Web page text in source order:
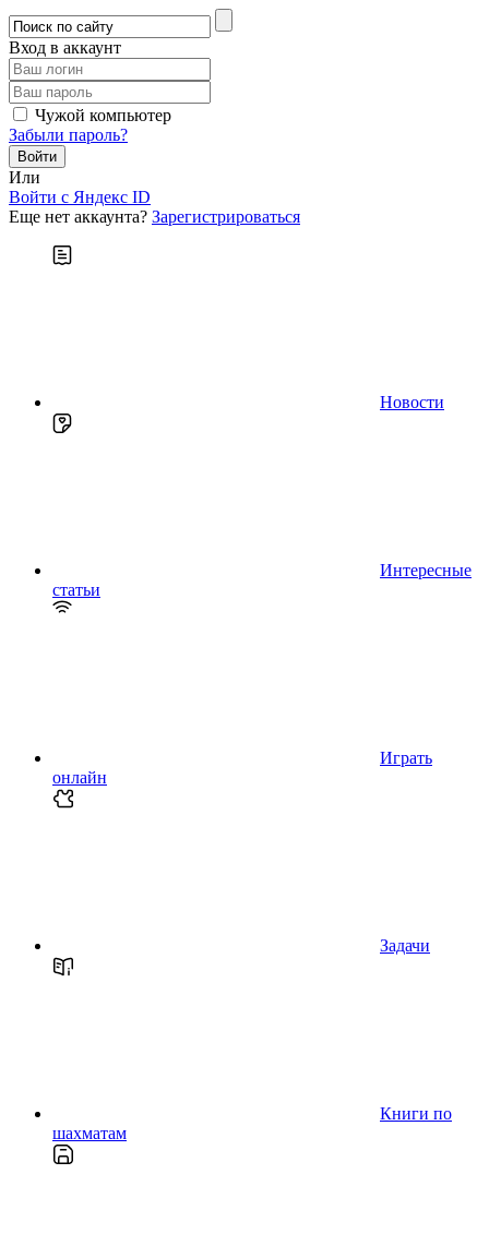
Вход в аккаунт
Чужой компьютер
Забыли пароль?
Или
Войти c Яндекс ID
Еще нет аккаунта? Зарегистрироваться
Новости
Интересные
статьи
Играть
онлайн
Задачи
Книги по
шахматам